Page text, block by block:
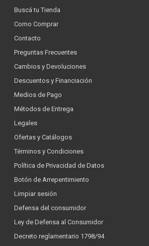
Buscá tu Tienda
Como Comprar
Contacto
Preguntas Frecuentes
Cambios y Devoluciones
Descuentos y Financiación
Medios de Pago
Métodos de Entrega
Legales
Ofertas y Catálogos
Términos y Condiciones
Política de Privacidad de Datos
Botón de Arrepentimiento
Limpiar sesión
Defensa del consumidor
Ley de Defensa al Consumidor
Decreto reglamentario 1798/94